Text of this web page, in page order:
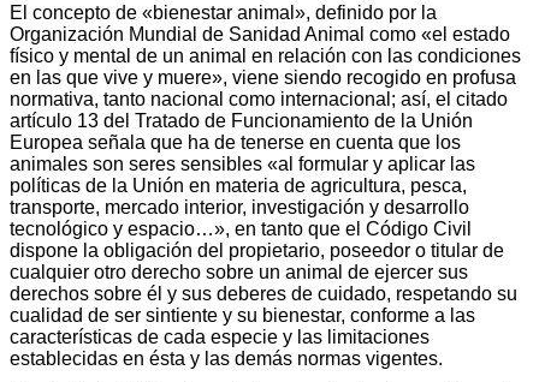
El concepto de «bienestar animal», definido por la
Organización Mundial de Sanidad Animal como «el estado
físico y mental de un animal en relación con las condiciones
en las que vive y muere», viene siendo recogido en profusa
normativa, tanto nacional como internacional; así, el citado
artículo 13 del Tratado de Funcionamiento de la Unión
Europea señala que ha de tenerse en cuenta que los
animales son seres sensibles «al formular y aplicar las
políticas de la Unión en materia de agricultura, pesca,
transporte, mercado interior, investigación y desarrollo
tecnológico y espacio…», en tanto que el Código Civil
dispone la obligación del propietario, poseedor o titular de
cualquier otro derecho sobre un animal de ejercer sus
derechos sobre él y sus deberes de cuidado, respetando su
cualidad de ser sintiente y su bienestar, conforme a las
características de cada especie y las limitaciones
establecidas en ésta y las demás normas vigentes.